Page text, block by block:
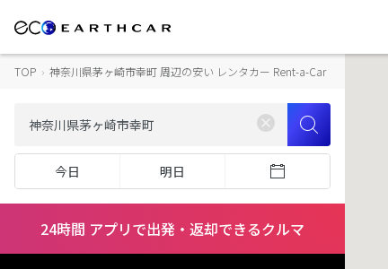
TOP › 神奈川県茅ヶ崎市幸町 周辺の安い レンタカー Rent-a-Car
今日 明日
24時間 アプリで出発・返却できるクルマ